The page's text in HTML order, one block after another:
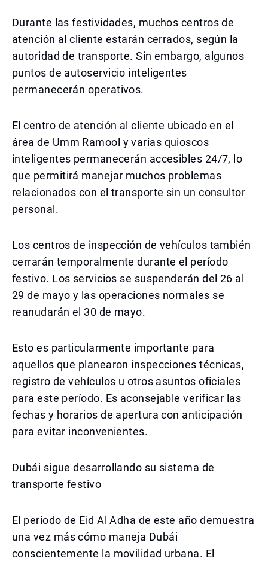
Durante las festividades, muchos centros de
atención al cliente estarán cerrados, según la
autoridad de transporte. Sin embargo, algunos
puntos de autoservicio inteligentes
permanecerán operativos.
El centro de atención al cliente ubicado en el
área de Umm Ramool y varias quioscos
inteligentes permanecerán accesibles 24/7, lo
que permitirá manejar muchos problemas
relacionados con el transporte sin un consultor
personal.
Los centros de inspección de vehículos también
cerrarán temporalmente durante el período
festivo. Los servicios se suspenderán del 26 al
29 de mayo y las operaciones normales se
reanudarán el 30 de mayo.
Esto es particularmente importante para
aquellos que planearon inspecciones técnicas,
registro de vehículos u otros asuntos oficiales
para este período. Es aconsejable verificar las
fechas y horarios de apertura con anticipación
para evitar inconvenientes.
Dubái sigue desarrollando su sistema de
transporte festivo
El período de Eid Al Adha de este año demuestra
una vez más cómo maneja Dubái
conscientemente la movilidad urbana. El